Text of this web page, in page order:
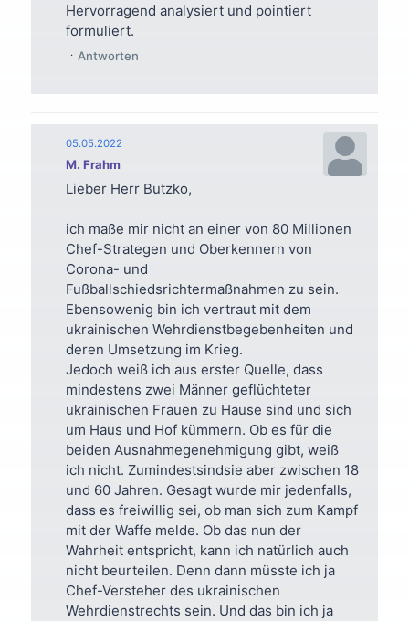
Hervorragend analysiert und pointiert
formuliert.
Antworten
M. Frahm
05.05.2022
Lieber Herr Butzko,
ich maße mir nicht an einer von 80 Millionen
Chef-Strategen und Oberkennern von
Corona- und
Fußballschiedsrichtermaßnahmen zu sein.
Ebensowenig bin ich vertraut mit dem
ukrainischen Wehrdienstbegebenheiten und
deren Umsetzung im Krieg.
Jedoch weiß ich aus erster Quelle, dass
mindestens zwei Männer geflüchteter
ukrainischen Frauen zu Hause sind und sich
um Haus und Hof kümmern. Ob es für die
beiden Ausnahmegenehmigung gibt, weiß
ich nicht. Zumindestsindsie aber zwischen 18
und 60 Jahren. Gesagt wurde mir jedenfalls,
dass es freiwillig sei, ob man sich zum Kampf
mit der Waffe melde. Ob das nun der
Wahrheit entspricht, kann ich natürlich auch
nicht beurteilen. Denn dann müsste ich ja
Chef-Versteher des ukrainischen
Wehrdienstrechts sein. Und das bin ich ja